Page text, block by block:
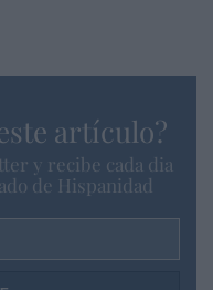
artículo?
y recibe cada dia
de Hispanidad